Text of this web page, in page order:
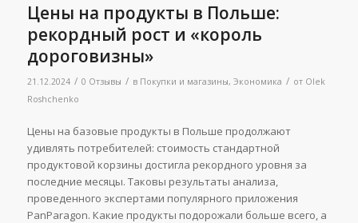
Цены на продукты в Польше:
рекордный рост и «король
дороговизны»
21.12.2024 / 0 Отзывы / в Покупки и магазины, Экономика / от Olek
Roshchenko
Цены на базовые продукты в Польше продолжают
удивлять потребителей: стоимость стандартной
продуктовой корзины достигла рекордного уровня за
последние месяцы. Таковы результаты анализа,
проведенного экспертами популярного приложения
PanParagon. Какие продукты подорожали больше всего, а